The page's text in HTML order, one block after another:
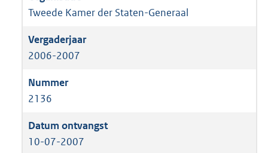
Tweede Kamer der Staten-Generaal
2006-2007
2136
10-07-2007